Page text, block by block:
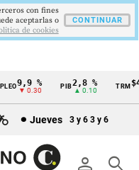
9,9 %
▼ 0.30
PIB2,8 %
▲ 0.10
TRM
Jueves 3 y 6 3 y 6
person search
con fines
aceptarlas o
de cookies
CONTINUAR